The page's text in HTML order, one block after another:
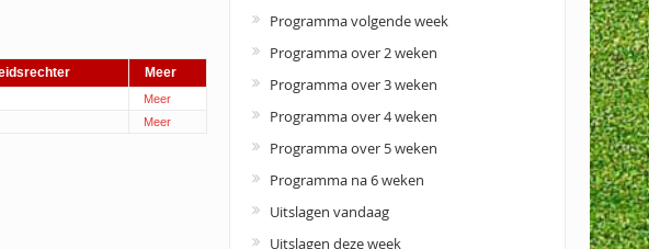
Meer
Meer
Meer
Programma volgende week
Programma over 2 weken
Programma over 3 weken
Programma over 4 weken
Programma over 5 weken
Programma na 6 weken
Uitslagen vandaag
Uitslagen deze week